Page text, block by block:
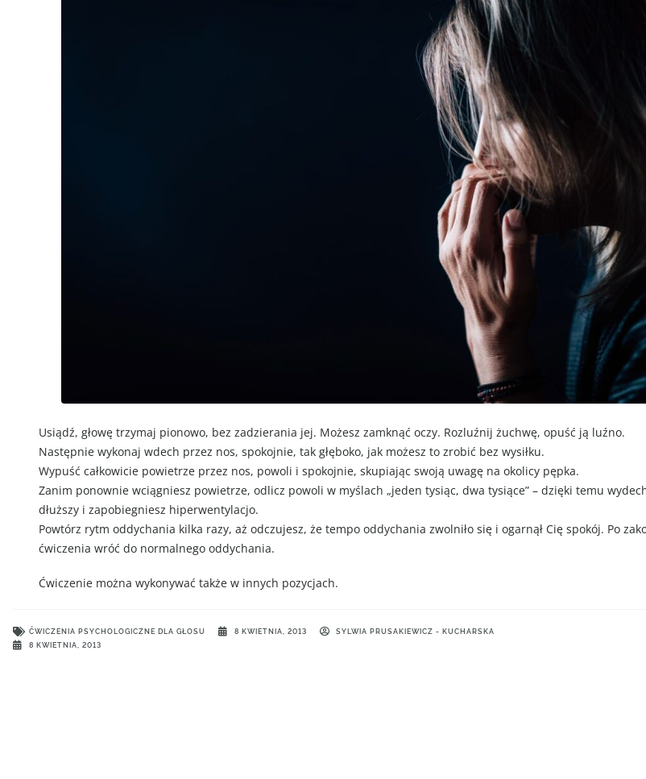
Usiądź, głowę trzymaj pionowo, bez zadzierania jej. Możesz zamknąć oczy. Rozluźnij żuchwę, opuść ją luźno.
Następnie wykonaj wdech przez nos, spokojnie, tak głęboko, jak możesz to zrobić bez wysiłku.
Wypuść całkowicie powietrze przez nos, powoli i spokojnie, skupiając swoją uwagę na okolicy pępka.
Zanim ponownie wciągniesz powietrze, odlicz powoli w myślach „jeden tysiąc, dwa tysiące” – dzięki temu
dłuższy i zapobiegniesz hiperwentylacjo.
Powtórz rytm oddychania kilka razy, aż odczujesz, że tempo oddychania zwolniło się i ogarnął Cię spokój. Po
ćwiczenia wróć do normalnego oddychania.
Ćwiczenie można wykonywać także w innych pozycjach.
ĆWICZENIA PSYCHOLOGICZNE DLA GŁOSU 8 KWIETNIA, 2013
SYLWIA PRUSAKIEWICZ - KUCHARSKA
8 KWIETNIA, 2013